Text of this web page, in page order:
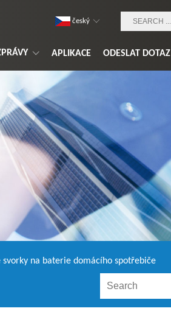
APLIKACE ODESLAT DOTAZ
český
svorky na baterie domácího spotřebiče